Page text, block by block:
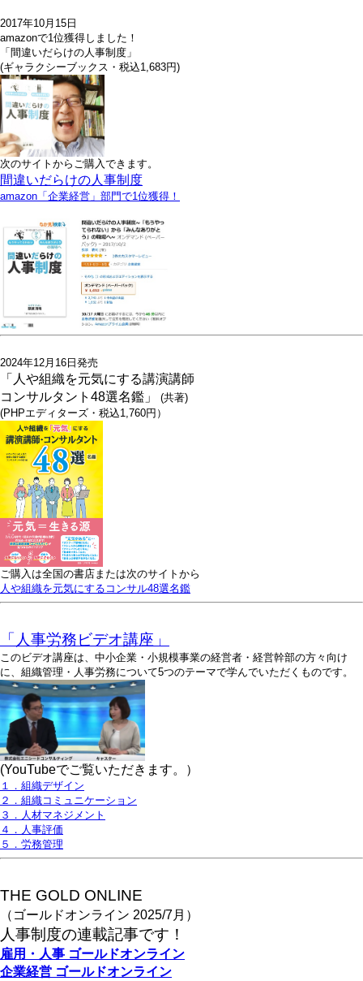
2017年10月15日
amazonで1位獲得しました！
「間違いだらけの人事制度」
(ギャラクシーブックス・税込1,683円)
次のサイトからご購入できます。
間違いだらけの人事制度
amazon「企業経営」部門で1位獲得！
2024年12月16日発売
「人や組織を元気にする講演講師
コンサルタント48選名鑑」 (共著)
(PHPエディターズ・税込1,760円）
ご購入は全国の書店または次のサイトから
人や組織を元気にするコンサル48選名鑑
「人事労務ビデオ講座」
このビデオ講座は、中小企業・小規模事業の経営者・経営幹部の方々向け
に、組織管理・人事労務について5つのテーマで学んでいただくものです。
(YouTubeでご覧いただきます。）
１．組織デザイン
２．組織コミュニケーション
３．人材マネジメント
４．人事評価
５．労務管理
THE GOLD ONLINE
（ゴールドオンライン 2025/7月）
人事制度の連載記事です！
雇用・人事 ゴールドオンライン
企業経営 ゴールドオンライン